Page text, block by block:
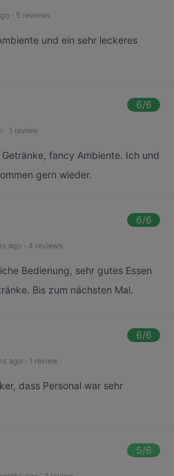
· 5 reviews
und ein sehr leckeres
6/6
· 1 review
Getränke, fancy Ambiente. Ich und
gern wieder.
6/6
ago · 4 reviews
Bedienung, sehr gutes Essen
Bis zum nächsten Mal.
6/6
ago · 1 review
dass Personal war sehr
5/6